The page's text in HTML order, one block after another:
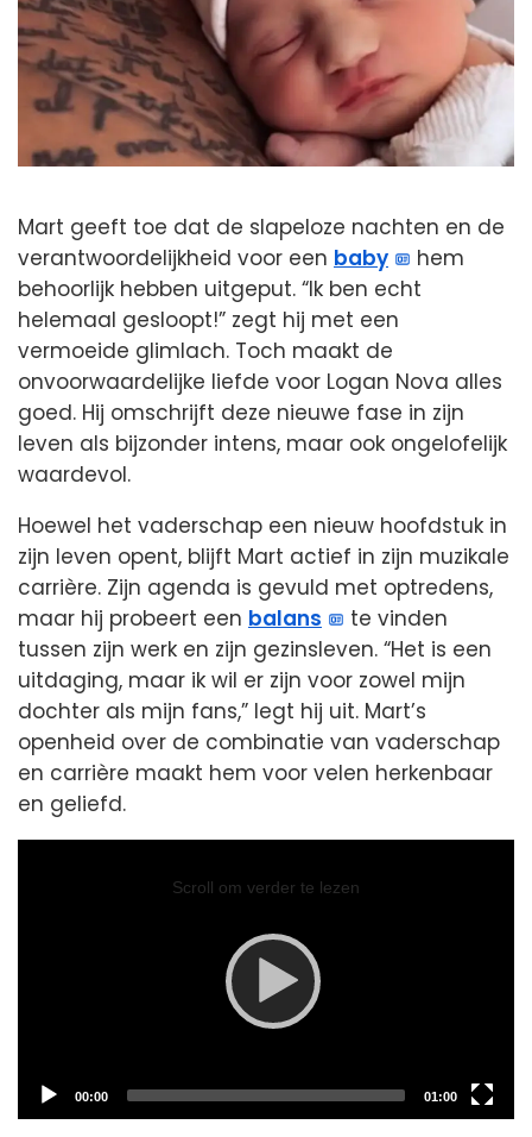
Mart geeft toe dat de slapeloze nachten en de
verantwoordelijkheid voor een baby
hem
behoorlijk hebben uitgeput. “Ik ben echt
helemaal gesloopt!” zegt hij met een
vermoeide glimlach. Toch maakt de
onvoorwaardelijke liefde voor Logan Nova alles
goed. Hij omschrijft deze nieuwe fase in zijn
leven als bijzonder intens, maar ook ongelofelijk
waardevol.
Hoewel het vaderschap een nieuw hoofdstuk in
zijn leven opent, blijft Mart actief in zijn muzikale
carrière. Zijn agenda is gevuld met optredens,
maar hij probeert een balans
te vinden
tussen zijn werk en zijn gezinsleven. “Het is een
uitdaging, maar ik wil er zijn voor zowel mijn
dochter als mijn fans,” legt hij uit. Mart’s
openheid over de combinatie van vaderschap
en carrière maakt hem voor velen herkenbaar
en geliefd.
Scroll om verder te lezen
Current
00:00
Total
duration
01:00